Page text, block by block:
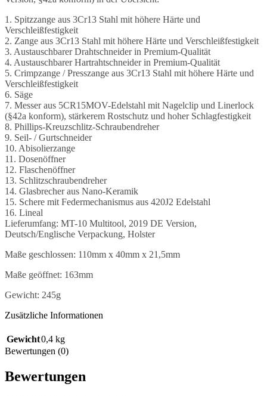
1. Spitzzange aus 3Cr13 Stahl mit höhere Härte und
Verschleißfestigkeit
2. Zange aus 3Cr13 Stahl mit höhere Härte und Verschleißfestigkeit
3. Austauschbarer Drahtschneider in Premium-Qualität
4. Austauschbarer Hartrahtschneider in Premium-Qualität
5. Crimpzange / Presszange aus 3Cr13 Stahl mit höhere Härte und
Verschleißfestigkeit
6. Säge
7. Messer aus 5CR15MOV-Edelstahl mit Nagelclip und Linerlock
(§42a konform), stärkerem Rostschutz und hoher Schlagfestigkeit
8. Phillips-Kreuzschlitz-Schraubendreher
9. Seil- / Gurtschneider
10. Abisolierzange
11. Dosenöffner
12. Flaschenöffner
13. Schlitzschraubendreher
14. Glasbrecher aus Nano-Keramik
15. Schere mit Federmechanismus aus 420J2 Edelstahl
16. Lineal
Lieferumfang: MT-10 Multitool, 2019 DE Version,
Deutsch/Englische Verpackung, Holster
Maße geschlossen: 110mm x 40mm x 21,5mm
Maße geöffnet: 163mm
Gewicht: 245g
Zusätzliche Informationen
Gewicht0,4 kg
Bewertungen (0)
Bewertungen